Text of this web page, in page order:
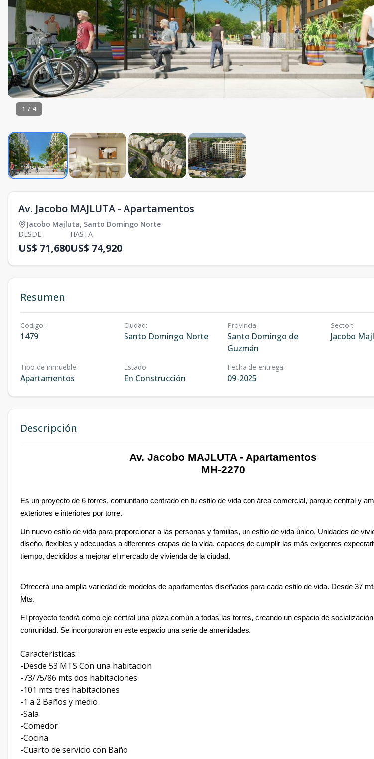
1 / 4
Av. Jacobo MAJLUTA - Apartamentos
Jacobo Majluta, Santo Domingo Norte
DESDE
US$ 71,680
HASTA
US$ 74,920
Resumen
Código:
1479
Ciudad:
Santo Domingo Norte
Provincia:
Santo Domingo de
Guzmán
Sector:
Jacobo
Tipo de inmueble:
Apartamentos
Estado:
En Construcción
Fecha de entrega:
09-2025
Descripción
Av. Jacobo MAJLUTA - Apartamentos
MH-2270
Es un proyecto de 6 torres, comunitario centrado en tu estilo de vida con área comercial, parque central y
exteriores e interiores por torre.
Un nuevo estilo de vida para proporcionar a las personas y familias, un estilo de vida único. Unidades de
diseño, flexibles y adecuadas a diferentes etapas de la vida, capaces de cumplir las más exigentes
tiempo, decididos a mejorar el mercado de vivienda de la ciudad.
Ofrecerá una amplia variedad de modelos de apartamentos diseñados para cada estilo de vida. Desde 37
Mts.
El proyecto tendrá como eje central una plaza común a todas las torres, creando un espacio de
comunidad. Se incorporaron en este espacio una serie de amenidades.
Caracteristicas:
-Desde 53 MTS Con una habitacion
-73/75/86 mts dos habitaciones
-101 mts tres habitaciones
-1 a 2 Baños y medio
-Sala
-Comedor
-Cocina
-Cuarto de servicio con Baño